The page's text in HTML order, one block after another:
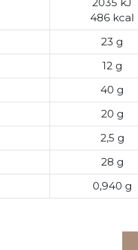
486 kcal
23 g
12 g
40 g
20 g
2,5 g
28 g
0,940 g